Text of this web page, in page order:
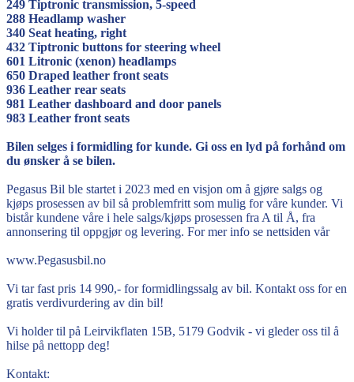
249 Tiptronic transmission, 5-speed
288 Headlamp washer
340 Seat heating, right
432 Tiptronic buttons for steering wheel
601 Litronic (xenon) headlamps
650 Draped leather front seats
936 Leather rear seats
981 Leather dashboard and door panels
983 Leather front seats
Bilen selges i formidling for kunde. Gi oss en lyd på forhånd om
du ønsker å se bilen.
Pegasus Bil ble startet i 2023 med en visjon om å gjøre salgs og
kjøps prosessen av bil så problemfritt som mulig for våre kunder. Vi
bistår kundene våre i hele salgs/kjøps prosessen fra A til Å, fra
annonsering til oppgjør og levering. For mer info se nettsiden vår
www.Pegasusbil.no
Vi tar fast pris 14 990,- for formidlingssalg av bil. Kontakt oss for en
gratis verdivurdering av din bil!
Vi holder til på Leirvikflaten 15B, 5179 Godvik - vi gleder oss til å
hilse på nettopp deg!
Kontakt: